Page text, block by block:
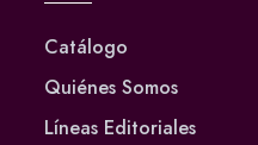
Catálogo
Quiénes Somos
Líneas Editoriales